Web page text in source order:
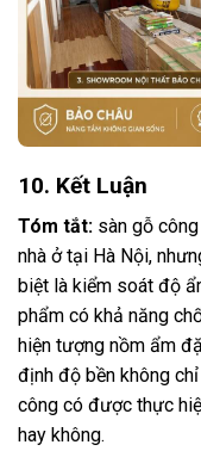
10. Kết Luận
Tóm tắt: sàn gỗ
nhà ở tại Hà Nội,
biệt là kiểm soát độ
phẩm có khả năng
hiện tượng nồm ẩm
định độ bền không
công có được thực
hay không.